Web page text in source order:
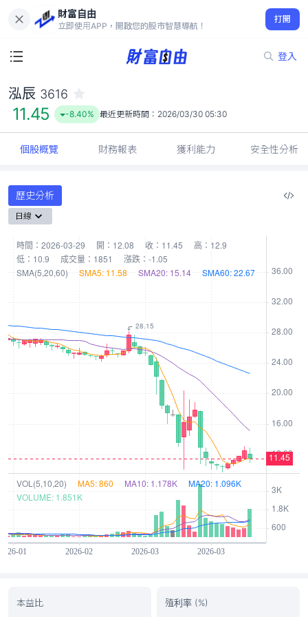
財富自由
立即使用APP，開啟您的股市智慧導航！
打開
登入
11.45
-8.40%
泓辰 3616
11.45 -8.40% 最近更新時間： 2026/03/30 05:30
個股概覽 財務報表 獲利能力 安全性分析
歷史分析
日線
本益比 殖利率 (%)